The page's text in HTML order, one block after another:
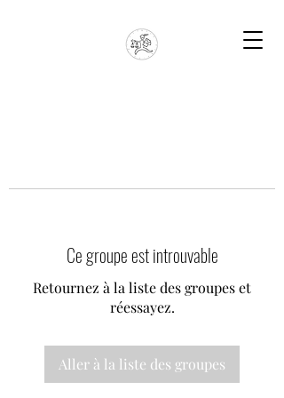
Ce groupe est introuvable
Retournez à la liste des groupes et
réessayez.
Aller à la liste des groupes